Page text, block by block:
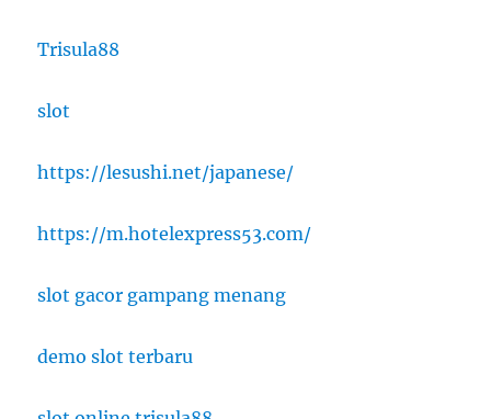
Trisula88
slot
https://lesushi.net/japanese/
https://m.hotelexpress53.com/
slot gacor gampang menang
demo slot terbaru